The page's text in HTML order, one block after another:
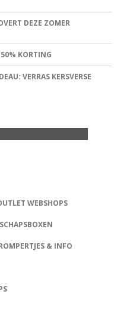
DEZE ZOMER
KORTING
VERRAS KERSVERSE
WEBSHOPS
& INFO